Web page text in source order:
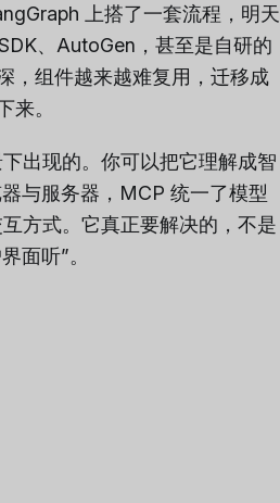
上搭了一套流程，明天
、AutoGen，甚至是自研的
，组件越来越难复用，迁移成
来。
出现的。你可以把它理解成智
与服务器，MCP 统一了模型
方式。它真正要解决的，不是
面听”。